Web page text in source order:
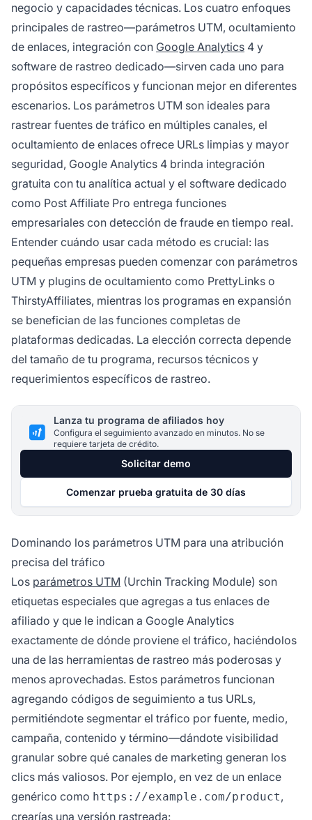
negocio y capacidades técnicas. Los cuatro enfoques
principales de rastreo—parámetros UTM, ocultamiento
de enlaces, integración con Google Analytics 4 y
software de rastreo dedicado—sirven cada uno para
propósitos específicos y funcionan mejor en diferentes
escenarios. Los parámetros UTM son ideales para
rastrear fuentes de tráfico en múltiples canales, el
ocultamiento de enlaces ofrece URLs limpias y mayor
seguridad, Google Analytics 4 brinda integración
gratuita con tu analítica actual y el software dedicado
como Post Affiliate Pro entrega funciones
empresariales con detección de fraude en tiempo real.
Entender cuándo usar cada método es crucial: las
pequeñas empresas pueden comenzar con parámetros
UTM y plugins de ocultamiento como PrettyLinks o
ThirstyAffiliates, mientras los programas en expansión
se benefician de las funciones completas de
plataformas dedicadas. La elección correcta depende
del tamaño de tu programa, recursos técnicos y
requerimientos específicos de rastreo.
Lanza tu programa de afiliados hoy
Configura el seguimiento avanzado en minutos. No se
requiere tarjeta de crédito.
Solicitar demo
Comenzar prueba gratuita de 30 días
Dominando los parámetros UTM para una atribución
precisa del tráfico
Los parámetros UTM (Urchin Tracking Module) son
etiquetas especiales que agregas a tus enlaces de
afiliado y que le indican a Google Analytics
exactamente de dónde proviene el tráfico, haciéndolos
una de las herramientas de rastreo más poderosas y
menos aprovechadas. Estos parámetros funcionan
agregando códigos de seguimiento a tus URLs,
permitiéndote segmentar el tráfico por fuente, medio,
campaña, contenido y término—dándote visibilidad
granular sobre qué canales de marketing generan los
clics más valiosos. Por ejemplo, en vez de un enlace
genérico como https://example.com/product,
crearías una versión rastreada: